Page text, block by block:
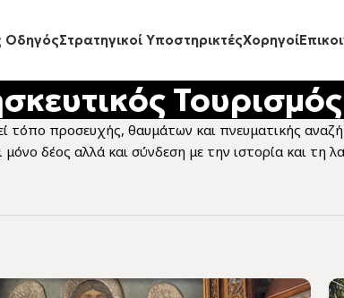
ΟδηγόςΣτρατηγικοί ΥποστηρικτέςXορηγοί
Τουρισμός
προσευχής, θαυμάτων και πνευματικής
δέος αλλά και σύνδεση με την ιστορία και τη